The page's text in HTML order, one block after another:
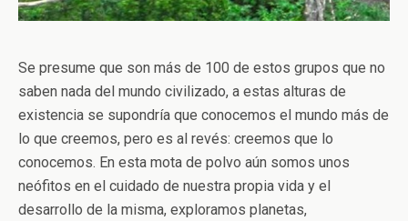
Se presume que son más de 100 de estos grupos que no
saben nada del mundo civilizado, a estas alturas de
existencia se supondría que conocemos el mundo más de
lo que creemos, pero es al revés: creemos que lo
conocemos. En esta mota de polvo aún somos unos
neófitos en el cuidado de nuestra propia vida y el
desarrollo de la misma, exploramos planetas,